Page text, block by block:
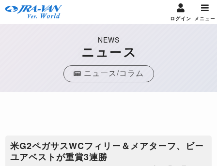
ログイン メニュー
NEWS
ニュース
ニュース/コラム
米G2ペガサスWCフィリー＆メアターフ、ビー
ユアベストが重賞3連勝